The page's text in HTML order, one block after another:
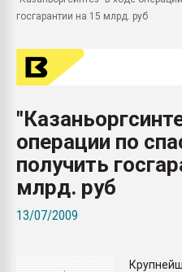
госгарантии на 15 млрд. руб
операции по
получить
млрд. руб
13/07/2009